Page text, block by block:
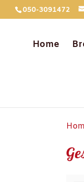
050-3091472
Home